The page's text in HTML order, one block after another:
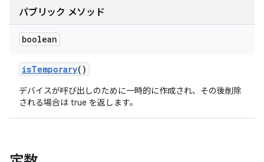
パブリック メソッド
boolean
isTemporary()
デバイスが呼び出しのために一時的に作成され、その後削除
される場合は true を返します。